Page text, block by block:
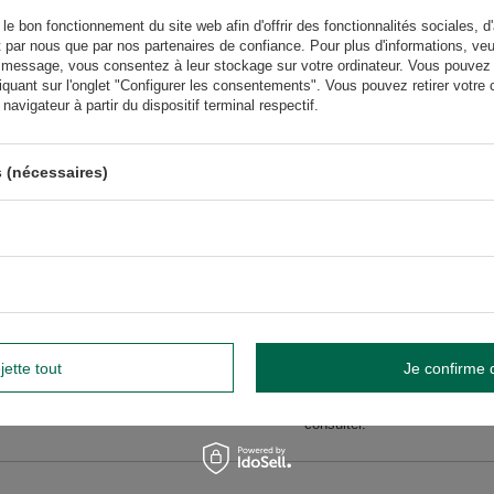
le lavage au lave-vaisselle.
les tailles 1000
GW
nous vous répondrons rapidement. Les questions et les
consulter.
Poser une
bon fonctionnement du site web afin d'offrir des fonctionnalités sociales,
nous que par nos partenaires de confiance. Pour plus d'informations,
vous consentez à leur stockage sur votre ordinateur. Vous
sur l'onglet "Configurer les consentements". Vous pouvez retirer votre
à partir du dispositif terminal respectif.
tout Je confirme